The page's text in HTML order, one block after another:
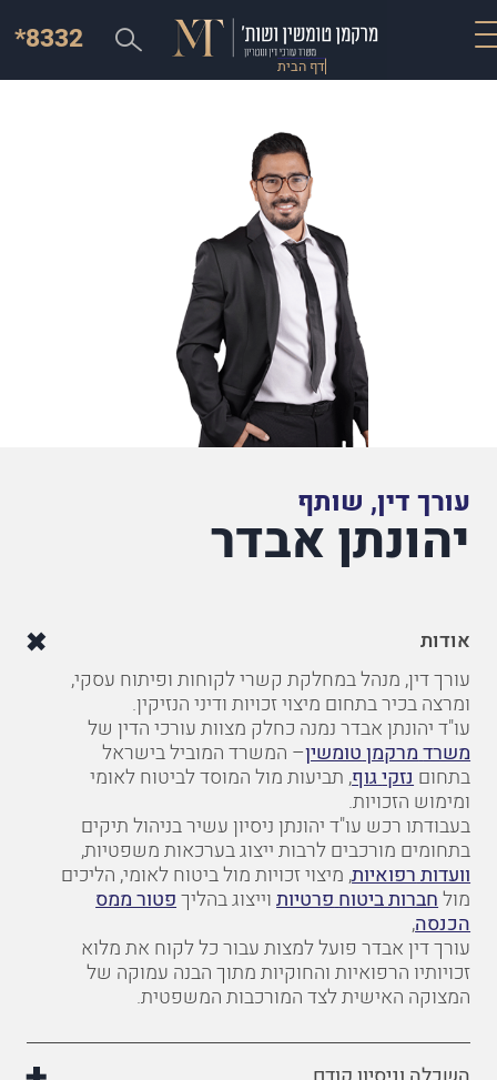
דף הבית
*8332
עורך דין, שותף
יהונתן אבדר
אודות
עורךדין,מנהל במחלקת קשרי לקוחות ופיתוח עסקי,
ומרצה בכיר בתחום מיצוי זכויות ודיני הנזיקין.
עו"ד יהונתן אבדר נמנה כחלק מצוותעורכיהדין של
משרדמרקמןטומשין– המשרדהמובילבישראל
בתחוםנזקיגוף,תביעותמולהמוסדלביטוחלאומי
ומימוש הזכויות.
בעבודתו רכש עו"דיהונתןניסיוןעשירבניהולתיקים
בתחומים מורכביםלרבות ייצוג בערכאות משפטיות,
וועדותרפואיות,מיצויזכויותמולביטוחלאומי,הליכים
מולחברות ביטוחפרטיותוייצוג בהליךפטור ממס
הכנסה,
עורךדין אבדר פועללמצותעבורכללקוח אתמלוא
זכויותיו הרפואיות והחוקיות מתוךהבנה עמוקה של
המצוקה האישיתלצדהמורכבותהמשפטית.